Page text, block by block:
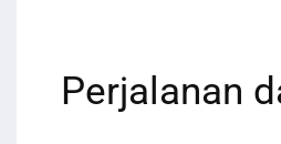
Perjalanan